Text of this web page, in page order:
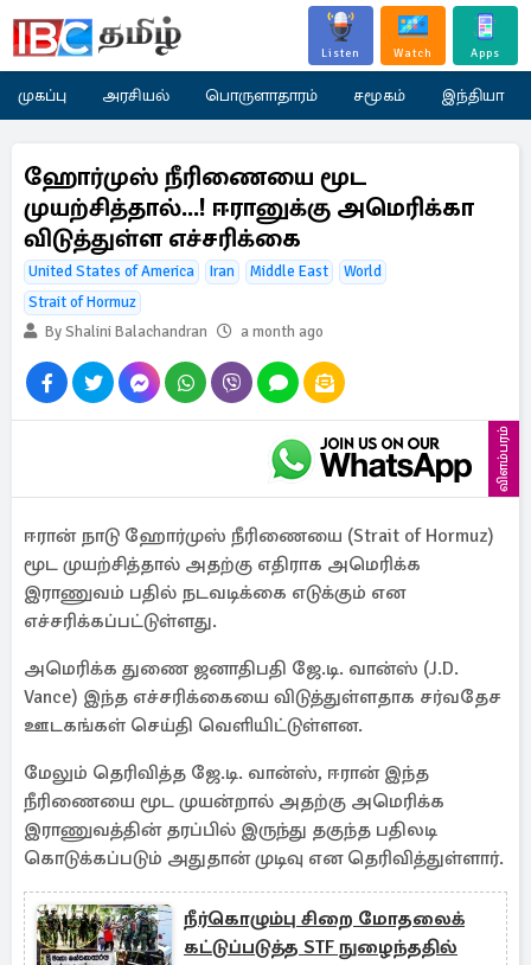
Listen Watch Apps
முகப்பு அரசியல் பொருளாதாரம் சமூகம் இந்தியா
ஹோர்முஸ் நீரிணையை மூட
முயற்சித்தால்...! ஈரானுக்கு அமெரிக்கா
விடுத்துள்ள எச்சரிக்கை
United States of America Iran Middle East
World
Strait of Hormuz
By Shalini Balachandran
a month ago
விளம்பரம்
ஈரான் நாடு ஹோர்முஸ் நீரிணையை (Strait of Hormuz)
மூட முயற்சித்தால் அதற்கு எதிராக அமெரிக்க
இராணுவம் பதில் நடவடிக்கை எடுக்கும் என
எச்சரிக்கப்பட்டுள்ளது.
அமெரிக்க துணை ஜனாதிபதி ஜே.டி. வான்ஸ் (J.D.
Vance) இந்த எச்சரிக்கையை விடுத்துள்ளதாக சர்வதேச
ஊடகங்கள் செய்தி வெளியிட்டுள்ளன.
மேலும் தெரிவித்த ஜே.டி. வான்ஸ், ஈரான் இந்த
நீரிணையை மூட முயன்றால் அதற்கு அமெரிக்க
இராணுவத்தின் தரப்பில் இருந்து தகுந்த பதிலடி
கொடுக்கப்படும் அதுதான் முடிவு என தெரிவித்துள்ளார்.
நீர்கொழும்பு சிறை மோதலைக்
கட்டுப்படுத்த STF நுழைந்ததில்